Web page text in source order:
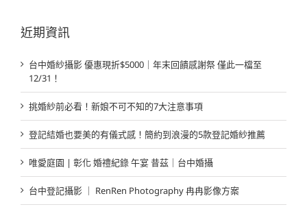
近期資訊
台中婚紗攝影 優惠現折$5000｜年末回饋感謝祭 僅此一檔至
12/31！
挑婚紗前必看！新娘不可不知的7大注意事項
登記結婚也要美的有儀式感！簡約到浪漫的5款登記婚紗推薦
唯愛庭園 | 彰化 婚禮紀錄 午宴 昔茲｜台中婚攝
台中登記攝影 ｜ RenRen Photography 冉冉影像方案